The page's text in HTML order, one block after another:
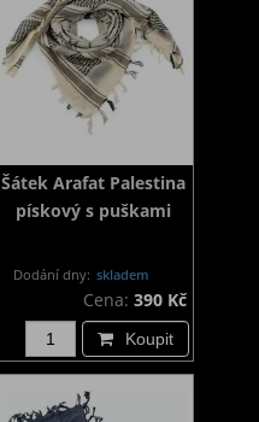
Šátek Arafat Palestina
pískový s puškami
Dodání dny: skladem
Cena: 390 Kč
Koupit